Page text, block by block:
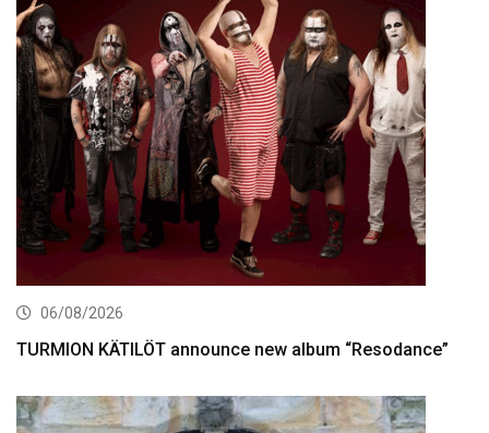
06/08/2026
TURMION KÄTILÖT announce new album “Resodance”